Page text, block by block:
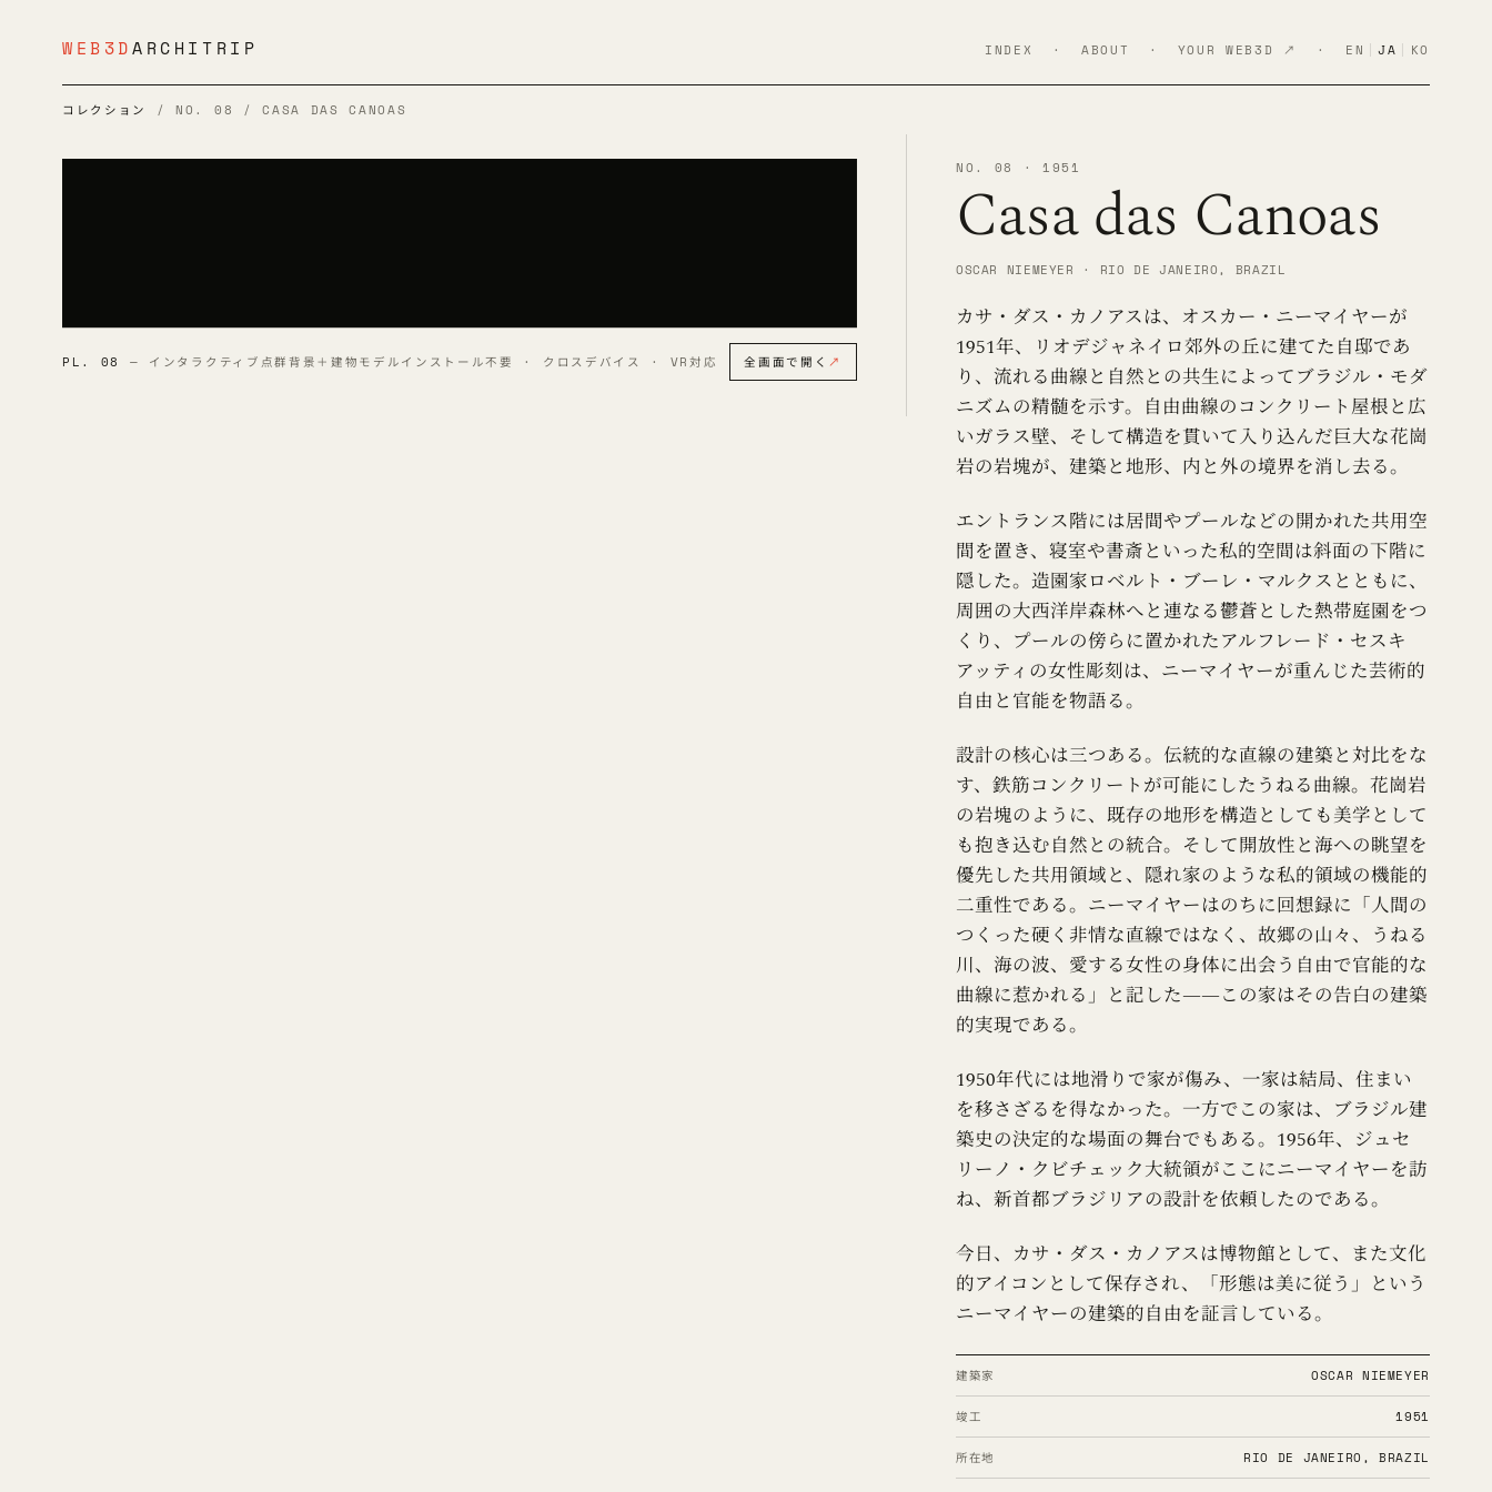
WEB3DARCHITRIP INDEX · ABOUT · YOUR WEB3D ↗ · EN JA KO
コレクション / NO. 08 / CASA DAS CANOAS
PL. 08 — インタラクティブ点群背景＋建物モデルインストール不要 · クロスデバイス · VR対応 全画面で開く ↗
NO. 08 · 1951
Casa das Canoas
OSCAR NIEMEYER · RIO DE JANEIRO, BRAZIL
カサ・ダス・カノアスは、オスカー・ニーマイヤーが
1951年、リオデジャネイロ郊外の丘に建てた自邸であ
り、流れる曲線と自然との共生によってブラジル・モダ
ニズムの精髄を示す。自由曲線のコンクリート屋根と広
いガラス壁、そして構造を貫いて入り込んだ巨大な花崗
岩の岩塊が、建築と地形、内と外の境界を消し去る。
エントランス階には居間やプールなどの開かれた共用空
間を置き、寝室や書斎といった私的空間は斜面の下階に
隠した。造園家ロベルト・ブーレ・マルクスとともに、
周囲の大西洋岸森林へと連なる鬱蒼とした熱帯庭園をつ
くり、プールの傍らに置かれたアルフレード・セスキ
アッティの女性彫刻は、ニーマイヤーが重んじた芸術的
自由と官能を物語る。
設計の核心は三つある。伝統的な直線の建築と対比をな
す、鉄筋コンクリートが可能にしたうねる曲線。花崗岩
の岩塊のように、既存の地形を構造としても美学として
も抱き込む自然との統合。そして開放性と海への眺望を
優先した共用領域と、隠れ家のような私的領域の機能的
二重性である。ニーマイヤーはのちに回想録に「人間の
つくった硬く非情な直線ではなく、故郷の山々、うねる
川、海の波、愛する女性の身体に出会う自由で官能的な
曲線に惹かれる」と記した——この家はその告白の建築
的実現である。
1950年代には地滑りで家が傷み、一家は結局、住まい
を移さざるを得なかった。一方でこの家は、ブラジル建
築史の決定的な場面の舞台でもある。1956年、ジュセ
リーノ・クビチェック大統領がここにニーマイヤーを訪
ね、新首都ブラジリアの設計を依頼したのである。
今日、カサ・ダス・カノアスは博物館として、また文化
的アイコンとして保存され、「形態は美に従う」という
ニーマイヤーの建築的自由を証言している。
建築家 OSCAR NIEMEYER
竣工 1951
所在地 RIO DE JANEIRO, BRAZIL